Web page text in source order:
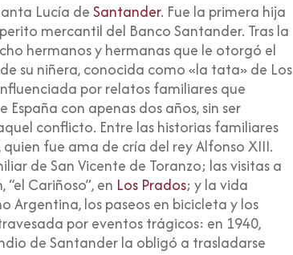
Lucía deSantander. Fue la primera hija
mercantil del Banco Santander. Tras la
hermanos y hermanas que le otorgó el
su niñera, conocida como «la tata» de Los
por relatos familiares que
con apenas dos años, sin ser
conflicto. Entre las historias familiares
fue ama de cría del rey Alfonso XIII.
de San Vicente de Toranzo; las visitas a
Cariñoso”, en Los Prados; y la vida
Argentina, los paseos en bicicleta y los
por eventos trágicos: en 1940,
de Santander la obligó a trasladarse